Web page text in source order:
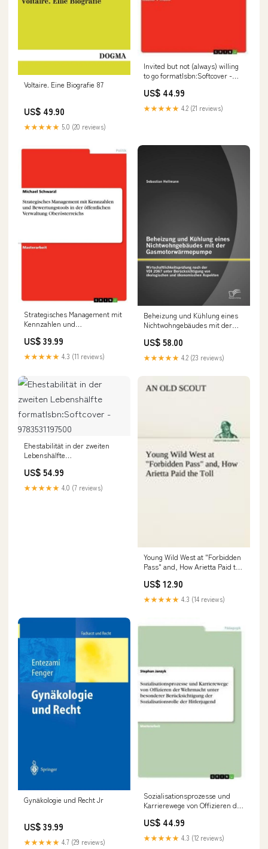
Voltaire. Eine Biografie 87
US$ 49.90
★★★★★ 5.0 (20 reviews)
Invited but not (always) willing
to go formatIsbn:Softcover -
US$ 44.99
★★★★★ 4.2 (21 reviews)
Strategisches Management mit
Kennzahlen und
öffentlichen Verwaltung
Oberösterreichs
formatIsbn:Softcover -
US$ 39.99
★★★★★ 4.3 (11 reviews)
Beheizung und Kühlung eines
Nichtwohngebäudes mit der
Wirtschaftlichkeitsprüfung nach
der VDI 2067 unter
Berücksichtigung von
ökonomischen Aspekten
formatIsbn:Softcover -
US$ 58.00
★★★★★ 4.2 (23 reviews)
Ehestabilität in der zweiten
Lebenshälfte
9783531197500
US$ 54.99
★★★★★ 4.0 (7 reviews)
Young Wild West at "Forbidden
Pass" and, How Arietta Paid the
9783849186074
US$ 12.90
★★★★★ 4.3 (14 reviews)
Gynäkologie und Recht Jr
US$ 39.99
★★★★★ 4.7 (29 reviews)
Sozialisationsprozesse und
Karrierewege von Offizieren der
Berücksichtigung der
Sozialisationsrolle der
Hitlerjugend
US$ 44.99
★★★★★ 4.3 (12 reviews)